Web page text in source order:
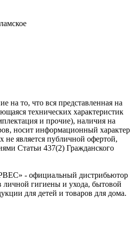
на то, что вся представленная на
технических характеристик
и прочие), наличия на
носит информационный характер
не является публичной офертой,
Статьи 437(2) Гражданского
- официальный дистрибьютор
личной гигиены и ухода, бытовой
для детей и товаров для дома.